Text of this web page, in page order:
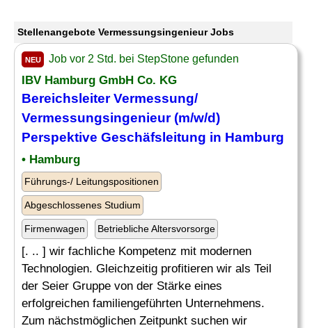
Stellenangebote Vermessungsingenieur Jobs
NEU Job vor 2 Std. bei StepStone gefunden
IBV Hamburg GmbH Co. KG
Bereichsleiter Vermessung/
Vermessungsingenieur(m/w/d)
Perspektive Geschäfsleitung in Hamburg
• Hamburg
Führungs-/ Leitungspositionen
Abgeschlossenes Studium
Firmenwagen Betriebliche Altersvorsorge
[. .. ] wir fachliche Kompetenz mit modernen
Technologien. Gleichzeitig profitieren wir als Teil
der Seier Gruppe von der Stärke eines
erfolgreichen familiengeführten Unternehmens.
Zum nächstmöglichen Zeitpunkt suchen wir